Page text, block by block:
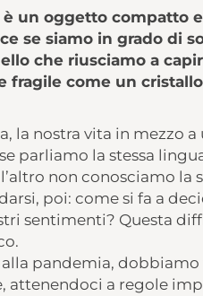
un oggetto compatto
se siamo in grado di
che riusciamo a
fragile come un
la nostra vita in mezzo
parliamo la stessa
non conosciamo la
poi: come si fa a
sentimenti? Questa
alla pandemia,
attenendoci a regole